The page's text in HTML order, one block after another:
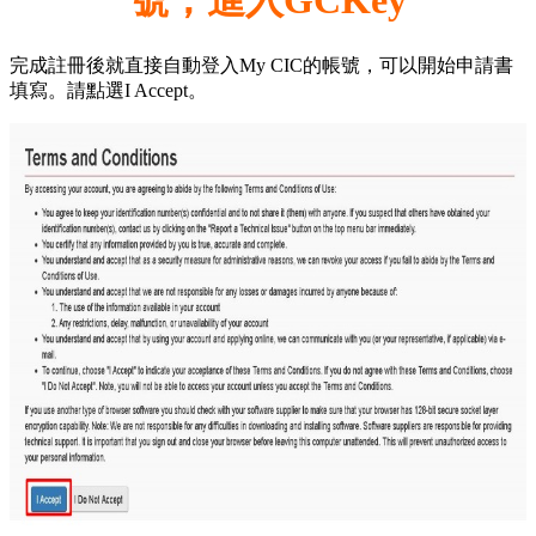
完成註冊後就直接自動登入My CIC的帳號，可以開始申請書
填寫。請點選I Accept。